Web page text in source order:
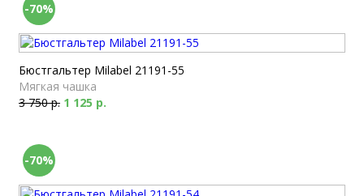
-70%
Бюстгальтер Milabel 21191-55
Мягкая чашка
3 750 р. 1 125 р.
-70%